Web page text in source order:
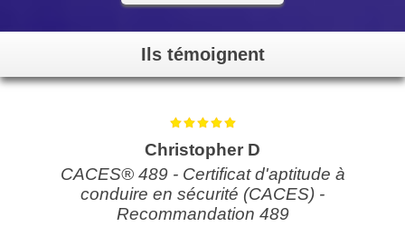
Ils témoignent
Christopher D
CACES® 489 - Certificat d'aptitude à
conduire en sécurité (CACES) -
Recommandation 489